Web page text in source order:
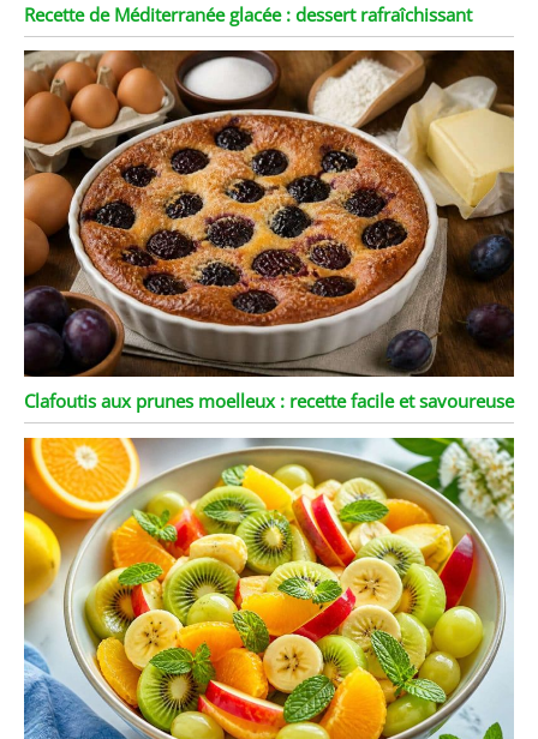
Recette de Méditerranée glacée : dessert rafraîchissant
Clafoutis aux prunes moelleux : recette facile et savoureuse